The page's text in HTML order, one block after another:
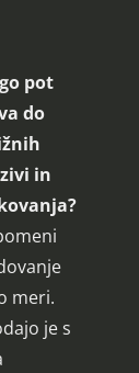
pot
do
in
meri.
je s